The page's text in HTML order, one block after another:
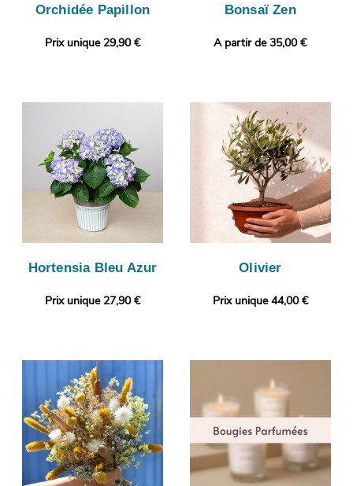
Orchidée Papillon
Prix unique 29,90 €
Bonsaï Zen
A partir de 35,00 €
Hortensia Bleu Azur
Prix unique 27,90 €
Olivier
Prix unique 44,00 €